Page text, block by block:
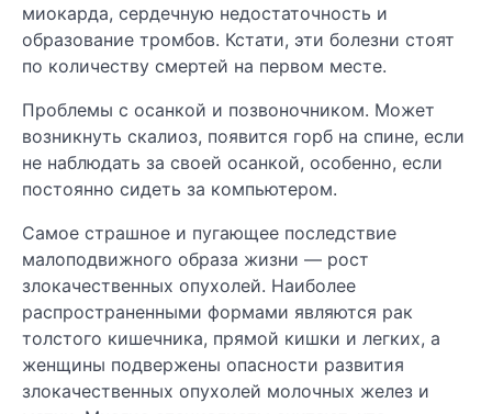
миокарда, сердечную недостаточность и
образование тромбов. Кстати, эти болезни стоят
по количеству смертей на первом месте.
Проблемы с осанкой и позвоночником. Может
возникнуть скалиоз, появится горб на спине, если
не наблюдать за своей осанкой, особенно, если
постоянно сидеть за компьютером.
Самое страшное и пугающее последствие
малоподвижного образа жизни — рост
злокачественных опухолей. Наиболее
распространенными формами являются рак
толстого кишечника, прямой кишки и легких, а
женщины подвержены опасности развития
злокачественных опухолей молочных желез и